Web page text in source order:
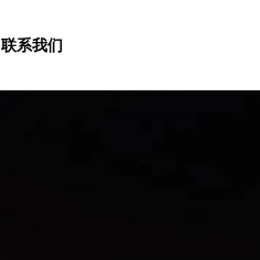
联系我们